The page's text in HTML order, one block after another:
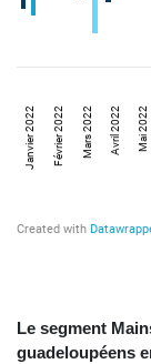
Le segment
guadeloupéens